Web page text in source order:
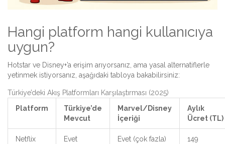
Hangi platform hangi kullanıcıya
uygun?
Hotstar ve Disney+’a erişim arıyorsanız, ama yasal alternatiflerle
yetinmek istiyorsanız, aşağıdaki tabloya bakabilirsiniz:
Türkiye’deki Akış Platformları Karşılaştırması (2025)
Platform
Türkiye’de
Mevcut
Marvel/Disney
İçeriği
Aylık
Ücret (TL)
Netflix Evet Evet (çok fazla) 149